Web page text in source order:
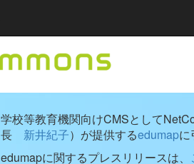
学校等教育機関向けCMSとして
長 新井紀子）が提供するedumapに
edumapに関するプレスリリースは、